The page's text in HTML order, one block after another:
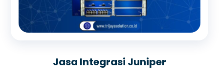
Jasa Integrasi Juniper